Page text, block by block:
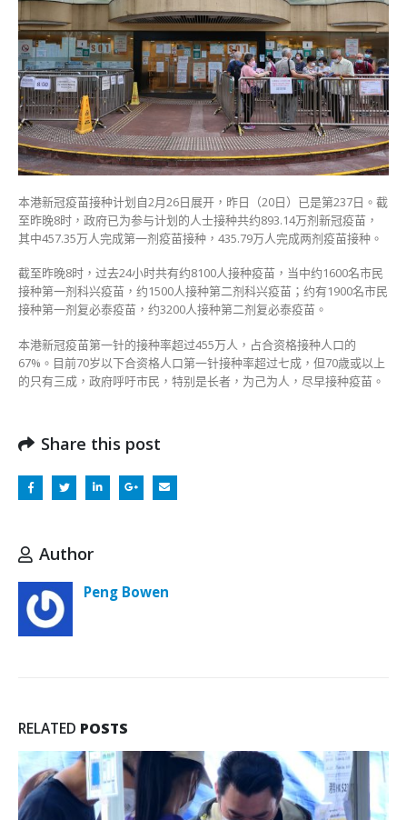
8100
人
打
疫
苗
逾
435
万
人
打
两
针〉
中
本港新冠疫苗接种计划自2月26日展开，昨日（20日）已是第237日。截
至昨晚8时，政府已为参与计划的人士接种共约893.14万剂新冠疫苗，
其中457.35万人完成第一剂疫苗接种，435.79万人完成两剂疫苗接种。
截至昨晚8时，过去24小时共有约8100人接种疫苗，当中约1600名市民
接种第一剂科兴疫苗，约1500人接种第二剂科兴疫苗；约有1900名市民
接种第一剂复必泰疫苗，约3200人接种第二剂复必泰疫苗。
本港新冠疫苗第一针的接种率超过455万人，占合资格接种人口的
67%。目前70岁以下合资格人口第一针接种率超过七成，但70歳或以上
的只有三成，政府呼吁市民，特别是长者，为己为人，尽早接种疫苗。
Share this post
Author
Peng Bowen
RELATED POSTS